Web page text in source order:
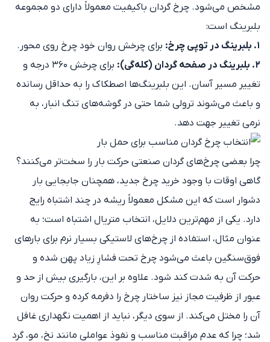
مشخص می‌شود. چرخ گردان باکیفیت معمولاً دارای دو مجموعه
بلبرینگ است:
۱. بلبرینگ در توپی چرخ:
برای چرخش روان خود چرخ روی محور.
۲. بلبرینگ در صفحه گردان (کله‌گی):
برای چرخش ۳۶۰ درجه و
تغییر مسیر آسان. این بلبرینگ‌ها اصطکاک را به حداقل رسانده
و باعث می‌شوند ترولی شما حتی در گوشه‌های تنگ انبار، به
نرمی تغییر جهت دهد.
چرا بعضی چرخ‌های گردان صنعتی حرکت بار را سخت‌تر می‌کنند؟
گاهی اوقات با وجود خرید چرخ جدید، همچنان جابجایی بار
دشوار است که این مشکل معمولاً ریشه در چند اشتباه رایج
دارد. یکی از مهم‌ترین دلایل، انتخاب متریال اشتباه است؛ به
عنوان مثال، استفاده از چرخ‌های لاستیکی بسیار نرم برای بارهای
فوق‌سنگین باعث می‌شود چرخ تحت فشارِ زیاد پهن شده و
حرکت آن به شدت کند شود. علاوه بر این، بارگیری بیش از حد و
عبور از ظرفیت مجاز نیز ساختار چرخ را دفرمه کرده و حرکت روان
آن را مختل می‌کند. از سوی دیگر، نباید از اهمیت نگهداری غافل
شد؛ چرا که عدم مراقبت مناسب و نفوذ عواملی مانند نخ، مو، گرد